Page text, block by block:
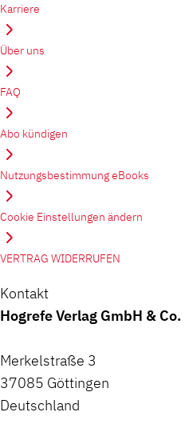
Karriere
Über uns
FAQ
Abo kündigen
Nutzungsbestimmung eBooks
Cookie Einstellungen ändern
VERTRAG WIDERRUFEN
Kontakt
Hogrefe Verlag GmbH & Co.
Merkelstraße 3
37085 Göttingen
Deutschland